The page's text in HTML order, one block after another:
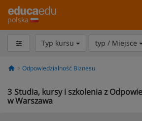
polska
Typ kursu typ / Miejsce
Odpowiedzialność Biznesu
3 Studia, kursy i szkolenia z
w Warszawa